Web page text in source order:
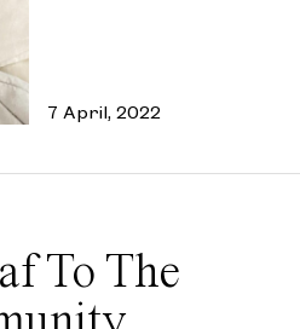
7 April, 2022
To The